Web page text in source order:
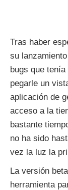
Tras haber
su
bugs que
pegarle un
aplicación de
acceso a la
bastante
no ha sido
vez la luz la
La versión
herramienta